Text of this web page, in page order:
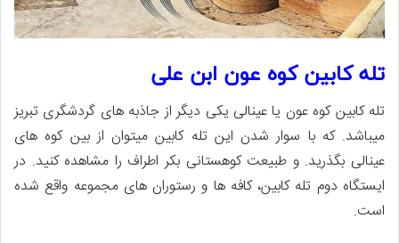
تله کابین کوه عون ابن علی
تله کابین کوه عون یا عینالی یکی دیگر از جاذبه های گردشگری تبریز
میباشد. که با سوار شدن این تله کابین میتوان از بین کوه های
عینالی بگذرید. و طبیعت کوهستانی بکر اطراف را مشاهده کنید. در
ایستگاه دوم تله کابین، کافه ها و رستوران های مجموعه واقع شده
است.